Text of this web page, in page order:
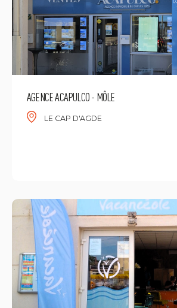
AGENCE ACAPULCO - MÔLE
LE CAP D'AGDE